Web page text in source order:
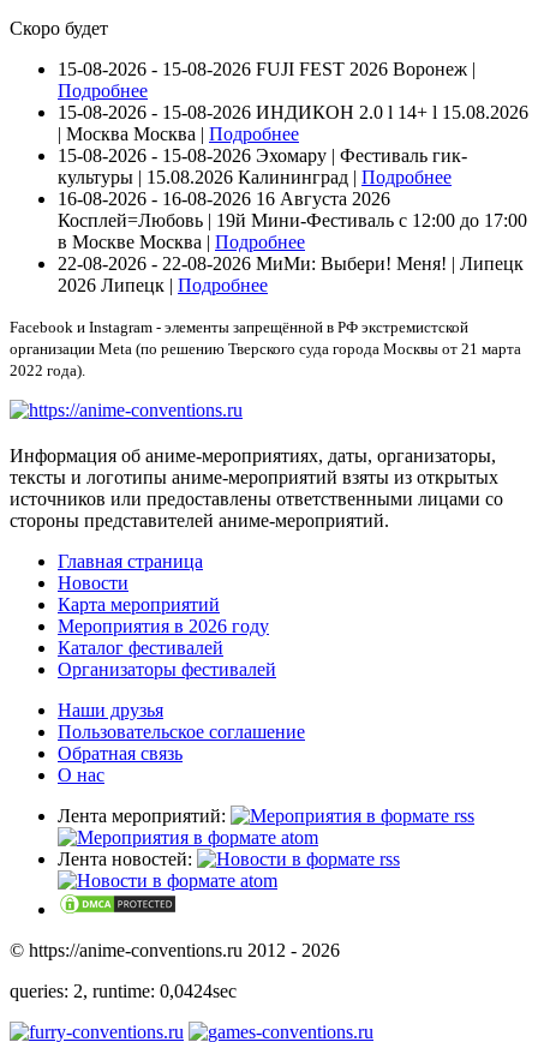
Скоро будет
15-08-2026 - 15-08-2026 FUJI FEST 2026 Воронеж |
Подробнее
15-08-2026 - 15-08-2026 ИНДИКОН 2.0 ӏ 14+ ӏ 15.08.2026
| Москва Москва | Подробнее
15-08-2026 - 15-08-2026 Эхомару | Фестиваль гик-
культуры | 15.08.2026 Калининград | Подробнее
16-08-2026 - 16-08-2026 16 Августа 2026
Косплей=Любовь | 19й Мини-Фестиваль с 12:00 до 17:00
в Москве Москва | Подробнее
22-08-2026 - 22-08-2026 МиМи: Выбери! Меня! | Липецк
2026 Липецк | Подробнее
Facebook и Instagram - элементы запрещённой в РФ экстремистской
организации Meta (по решению Тверского суда города Москвы от 21 марта
2022 года).
Информация об аниме-мероприятиях, даты, организаторы,
тексты и логотипы аниме-мероприятий взяты из открытых
источников или предоставлены ответственными лицами со
стороны представителей аниме-мероприятий.
Главная страница
Новости
Карта мероприятий
Мероприятия в 2026 году
Каталог фестивалей
Организаторы фестивалей
Наши друзья
Пользовательское соглашение
Обратная связь
О нас
Лента мероприятий:
Лента новостей:
© https://anime-conventions.ru 2012 - 2026
queries: 2, runtime: 0,0424sec